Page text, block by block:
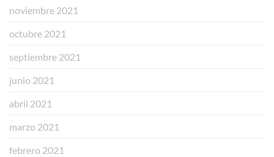
noviembre 2021
octubre 2021
septiembre 2021
junio 2021
abril 2021
marzo 2021
febrero 2021